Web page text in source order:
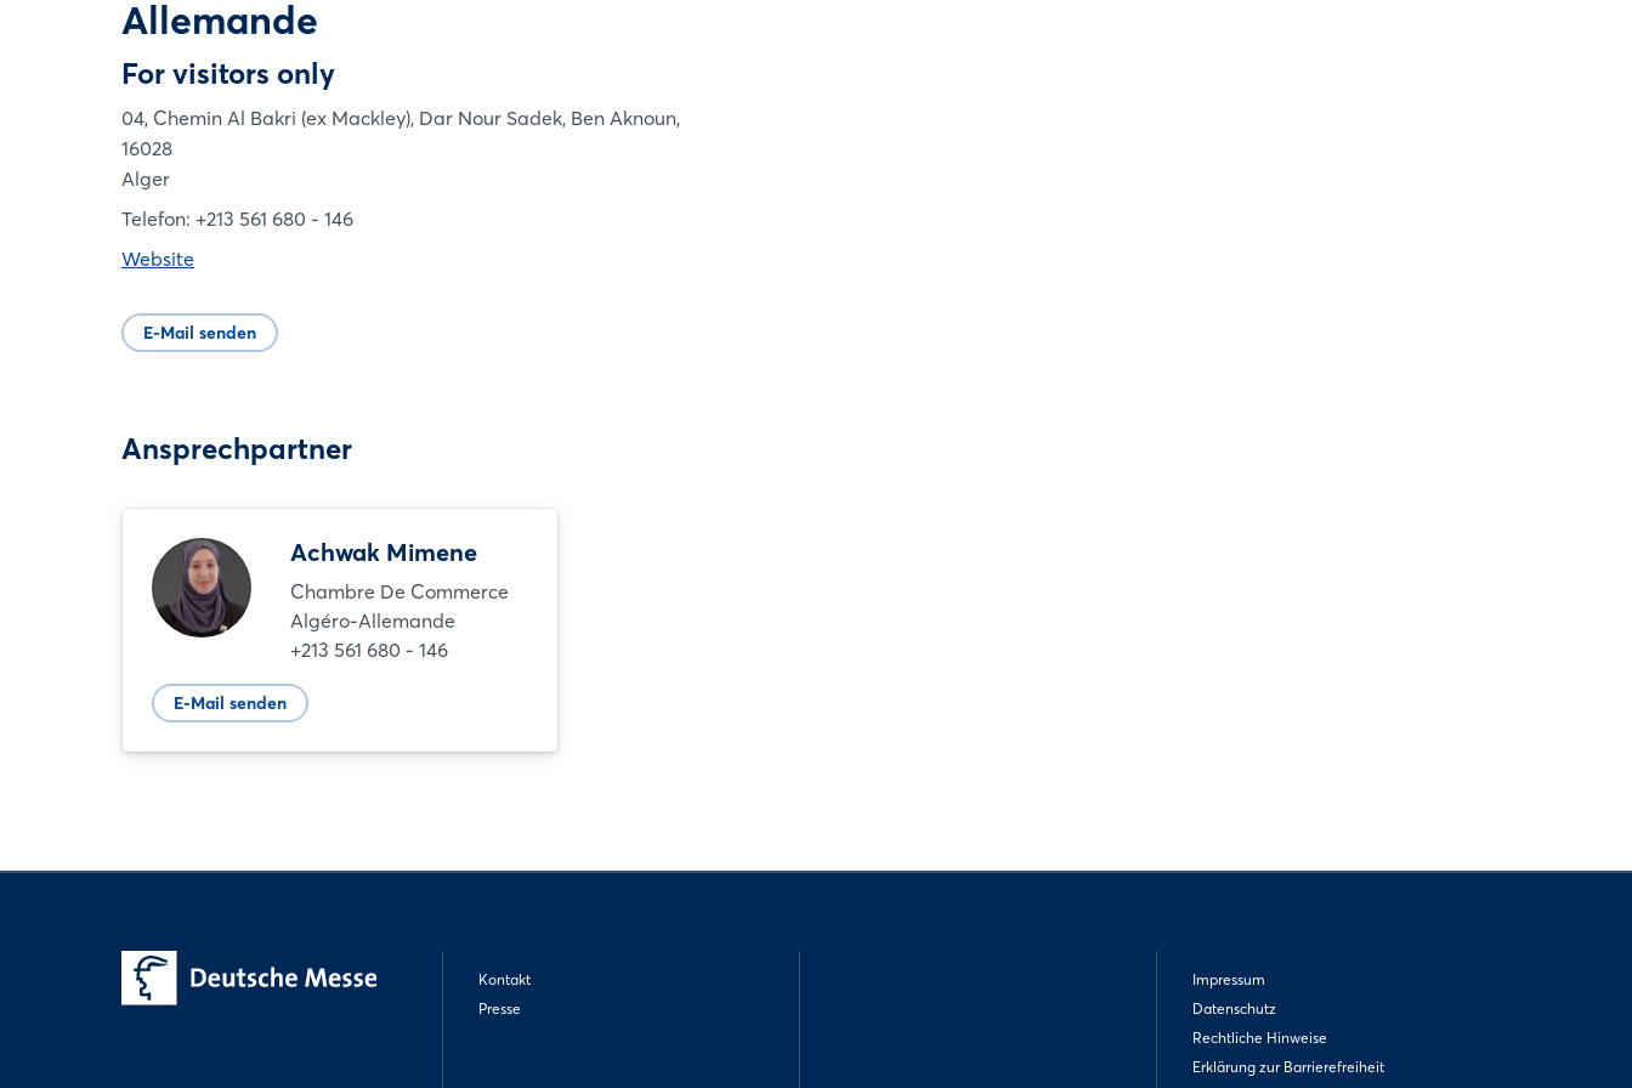
Allemande
For visitors only
04, Chemin Al Bakri (ex Mackley), Dar Nour Sadek, Ben Aknoun,
16028
Alger
Telefon: +213 561 680 - 146
Website
E-Mail senden
Ansprechpartner
Achwak Mimene
Chambre De Commerce
Algéro-Allemande
+213 561 680 - 146
E-Mail senden
Kontakt
Presse
Impressum
Datenschutz
Rechtliche Hinweise
Erklärung zur Barrierefreiheit